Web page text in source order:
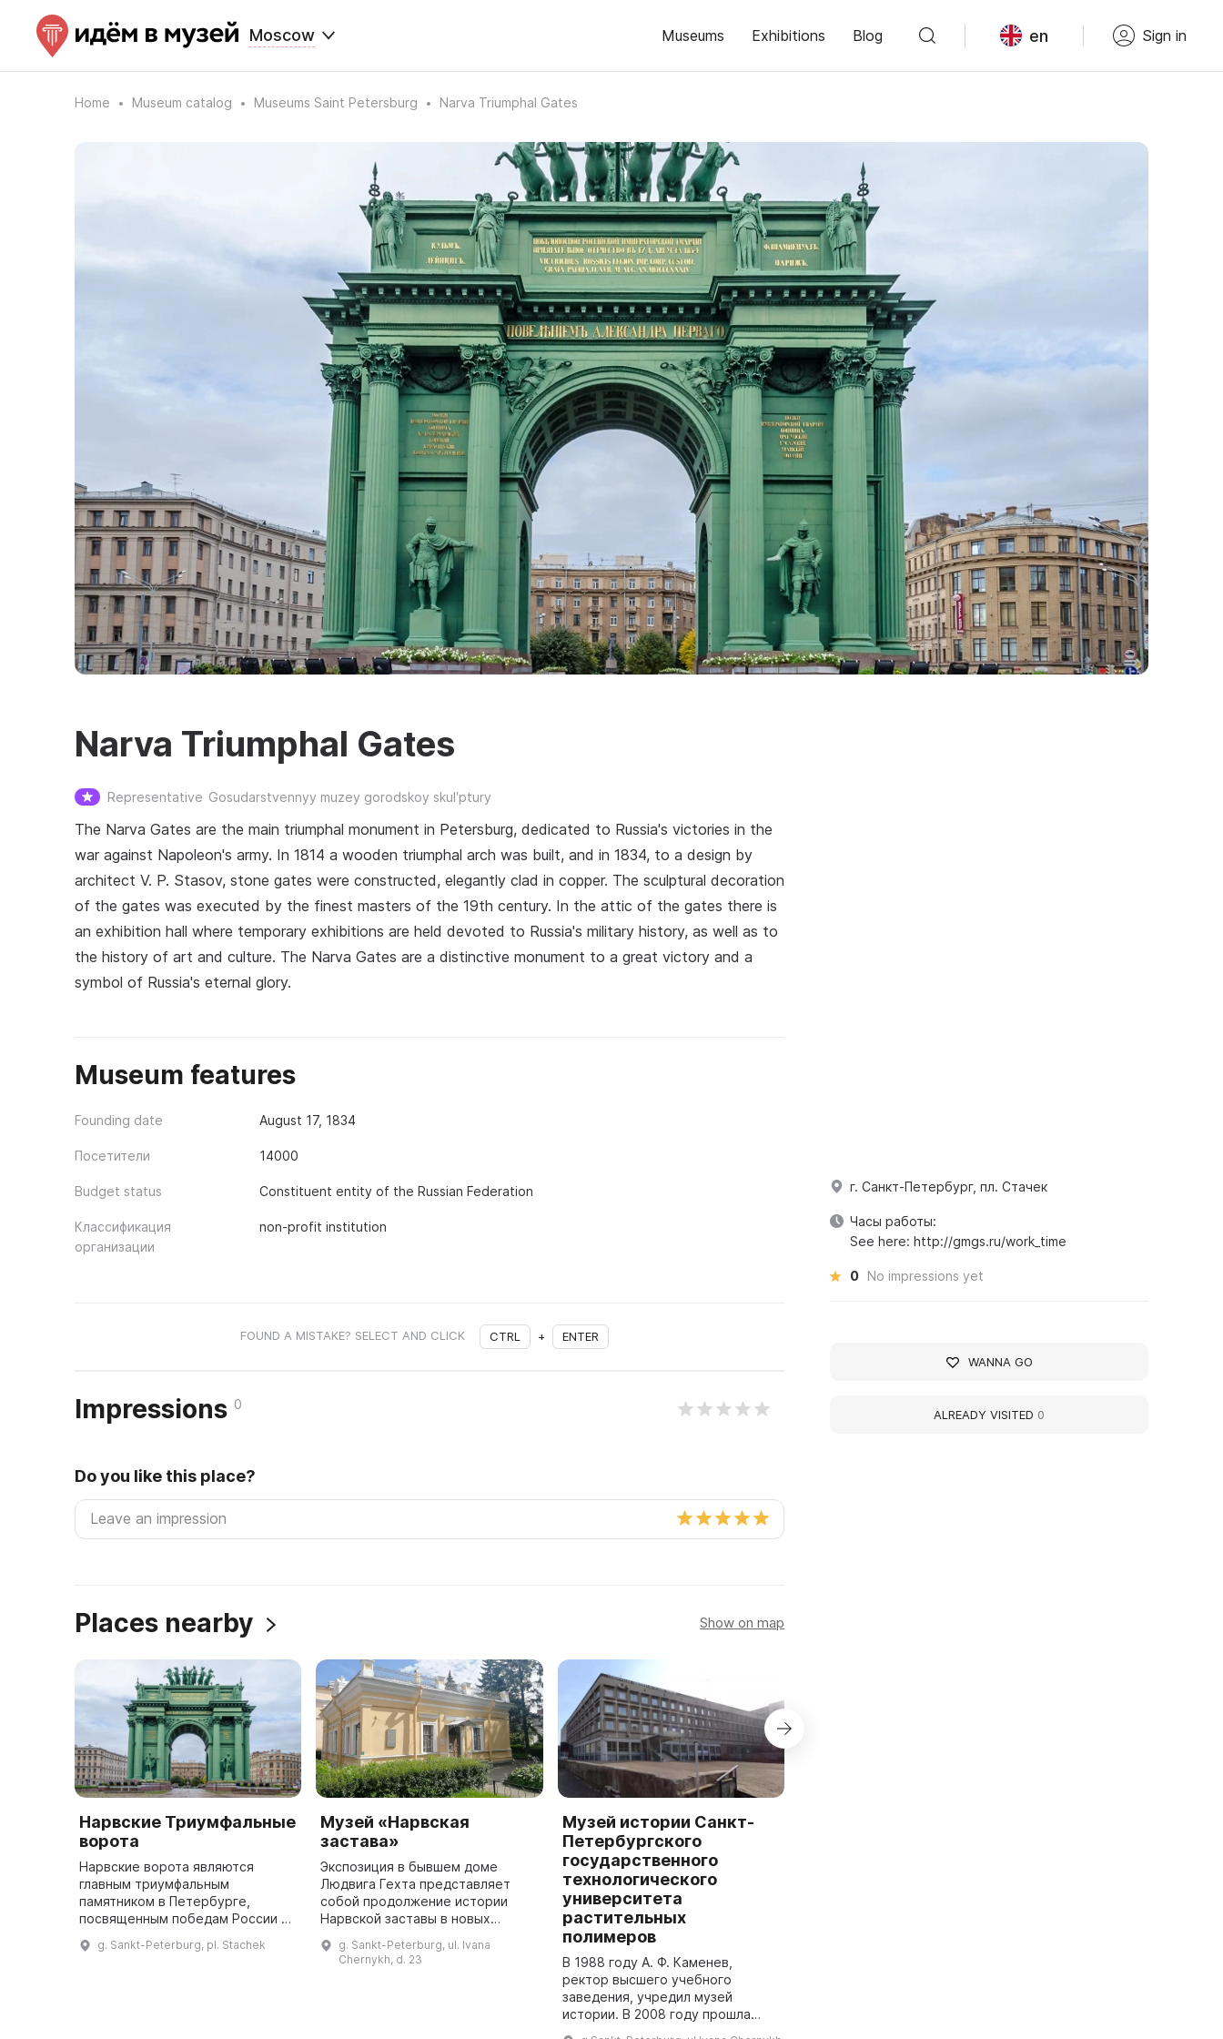
Moscow Museums Exhibitions Blog en Sign in
Home Museum catalog Museums Saint Petersburg Narva Triumphal Gates
Narva Triumphal Gates
Representative Gosudarstvennyy muzey gorodskoy skulʹptury
The Narva Gates are the main triumphal monument in Petersburg, dedicated to Russia's victories in the
war against Napoleon's army. In 1814 a wooden triumphal arch was built, and in 1834, to a design by
architect V. P. Stasov, stone gates were constructed, elegantly clad in copper. The sculptural decoration
of the gates was executed by the finest masters of the 19th century. In the attic of the gates there is
an exhibition hall where temporary exhibitions are held devoted to Russia's military history, as well as to
the history of art and culture. The Narva Gates are a distinctive monument to a great victory and a
symbol of Russia's eternal glory.
Museum features
Founding date August 17, 1834
Посетители 14000
Budget status Constituent entity of the Russian Federation
Классификация
организации
non-profit institution
FOUND A MISTAKE? SELECT AND CLICK CTRL + ENTER
Impressions 0
Do you like this place?
Places nearby Show on map
Нарвские Триумфальные
ворота
Нарвские ворота являются
главным триумфальным
памятником в Петербурге,
посвященным победам России в
1814 году была построена
g. Sankt-Peterburg, pl. Stachek
Музей «Нарвская
застава»
Экспозиция в бывшем доме
Людвига Гехта представляет
собой продолжение истории
Нарвской заставы в новых
построен дом для конторы и
магазина по продаже швейных
g. Sankt-Peterburg, ul. Ivana
Chernykh, d. 23
Музей истории Санкт-
Петербургского
государственного
технологического
университета
растительных
полимеров
В 1988 году А. Ф. Каменев,
ректор высшего учебного
заведения, учредил музей
истории. В 2008 году прошла
г. Санкт-Петербург, пл. Стачек
Часы работы:
See here: http://gmgs.ru/work_time
0 No impressions yet
WANNA GO
ALREADY VISITED 0